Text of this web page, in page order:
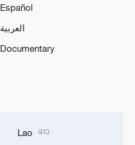
Español
العربية
Documentary
Lao ລາວ